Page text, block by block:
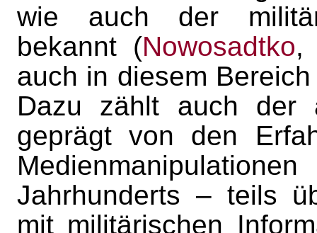
wie auch der
bekannt (Nowosadtko,
auch in diesem
Dazu zählt auch der
geprägt von den
Jahrhunderts – teils
mit militärischen